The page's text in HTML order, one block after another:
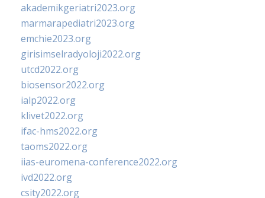
akademikgeriatri2023.org
marmarapediatri2023.org
emchie2023.org
girisimselradyoloji2022.org
utcd2022.org
biosensor2022.org
ialp2022.org
klivet2022.org
ifac-hms2022.org
taoms2022.org
iias-euromena-conference2022.org
ivd2022.org
csity2022.org